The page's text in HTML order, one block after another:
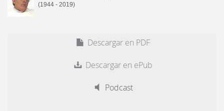
(1944 - 2019)
Descargar en PDF
Descargar en ePub
Podcast